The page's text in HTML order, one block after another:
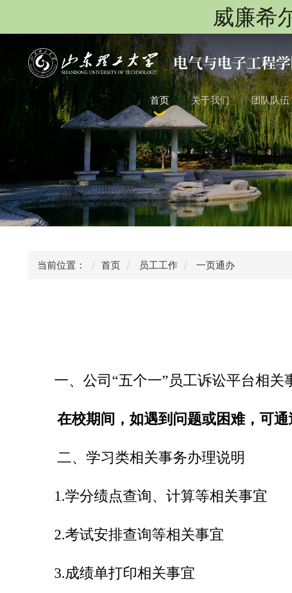
威廉希
首页 关于我们 团队队伍
当前位置： 首页 员工工作 一页通办
一、公司“五个一”员工诉讼平台相关
在校期间，如遇到问题或困难，可通
二、学习类相关事务办理说明
1.学分绩点查询、计算等相关事宜
2.考试安排查询等相关事宜
3.成绩单打印相关事宜